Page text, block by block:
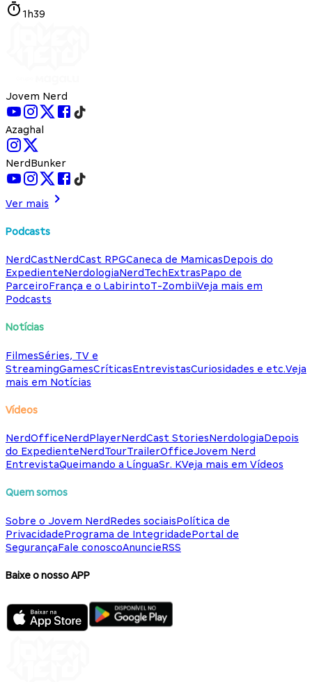
1h39
Jovem Nerd
Azaghal
NerdBunker
Ver mais
Podcasts
NerdCastNerdCast RPGCaneca de MamicasDepois do
ExpedienteNerdologiaNerdTechExtrasPapo de
ParceiroFrança e o LabirintoT-ZombiiVeja mais em
Podcasts
Notícias
FilmesSéries, TV e
StreamingGamesCríticasEntrevistasCuriosidades e etc.Veja
mais em Notícias
Vídeos
NerdOfficeNerdPlayerNerdCast StoriesNerdologiaDepois
do ExpedienteNerdTourTrailerOfficeJovem Nerd
EntrevistaQueimando a LínguaSr. KVeja mais em Vídeos
Quem somos
Sobre o Jovem NerdRedes sociaisPolítica de
PrivacidadePrograma de IntegridadePortal de
SegurançaFale conoscoAnuncieRSS
Baixe o nosso APP